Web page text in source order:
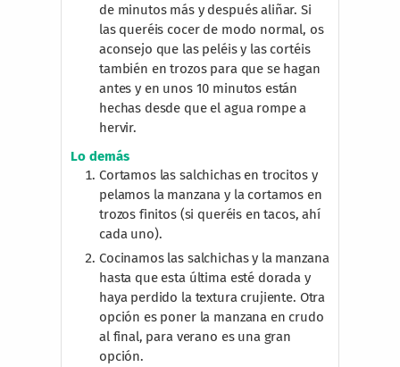
de minutos más y después aliñar. Si
las queréis cocer de modo normal, os
aconsejo que las peléis y las cortéis
también en trozos para que se hagan
antes y en unos 10 minutos están
hechas desde que el agua rompe a
hervir.
Lo demás
Cortamos las salchichas en trocitos y
pelamos la manzana y la cortamos en
trozos finitos (si queréis en tacos, ahí
cada uno).
Cocinamos las salchichas y la manzana
hasta que esta última esté dorada y
haya perdido la textura crujiente. Otra
opción es poner la manzana en crudo
al final, para verano es una gran
opción.